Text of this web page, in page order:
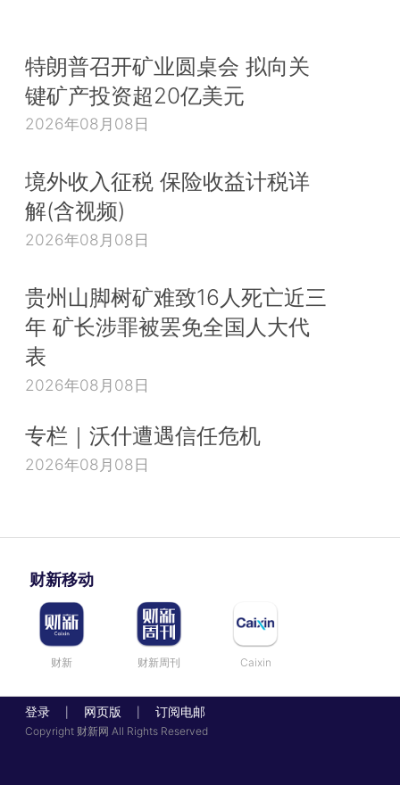
特朗普召开矿业圆桌会 拟向关
键矿产投资超20亿美元
2026年08月08日
境外收入征税 保险收益计税详
解(含视频)
2026年08月08日
贵州山脚树矿难致16人死亡近三
年 矿长涉罪被罢免全国人大代
表
2026年08月08日
专栏｜沃什遭遇信任危机
2026年08月08日
财新移动
财新 财新周刊 Caixin
登录 网页版 订阅电邮
Copyright 财新网 All Rights Reserved